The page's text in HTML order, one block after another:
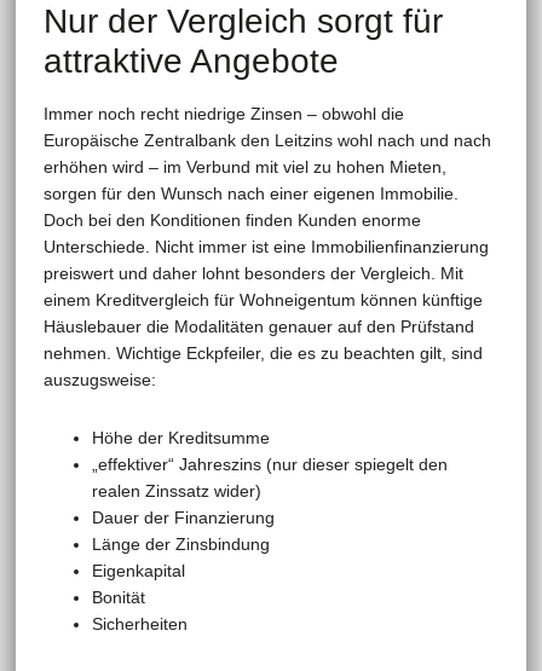
Nur der Vergleich sorgt für
attraktive Angebote
Immer noch recht niedrige Zinsen – obwohl die
Europäische Zentralbank den Leitzins wohl nach und nach
erhöhen wird – im Verbund mit viel zu hohen Mieten,
sorgen für den Wunsch nach einer eigenen Immobilie.
Doch bei den Konditionen finden Kunden enorme
Unterschiede. Nicht immer ist eine Immobilienfinanzierung
preiswert und daher lohnt besonders der Vergleich. Mit
einem Kreditvergleich für Wohneigentum können künftige
Häuslebauer die Modalitäten genauer auf den Prüfstand
nehmen. Wichtige Eckpfeiler, die es zu beachten gilt, sind
auszugsweise:
Höhe der Kreditsumme
„effektiver“ Jahreszins (nur dieser spiegelt den
realen Zinssatz wider)
Dauer der Finanzierung
Länge der Zinsbindung
Eigenkapital
Bonität
Sicherheiten